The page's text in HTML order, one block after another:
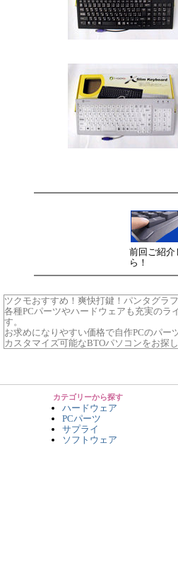
前回ご紹介
ら！
ツクモおすすめ！爽快打鍵！パンタグラ
各種PCパーツやハードウェアも充実の
す。
お求めになりやすい価格で自作PCのパ
カスタマイズ可能なBTOパソコンをお探
カテゴリーから探す
ハードウェア
PCパーツ
サプライ
ソフトウェア